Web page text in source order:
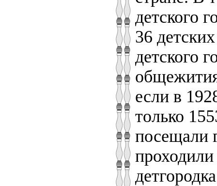
детского
36
детского
если в
только
посещали